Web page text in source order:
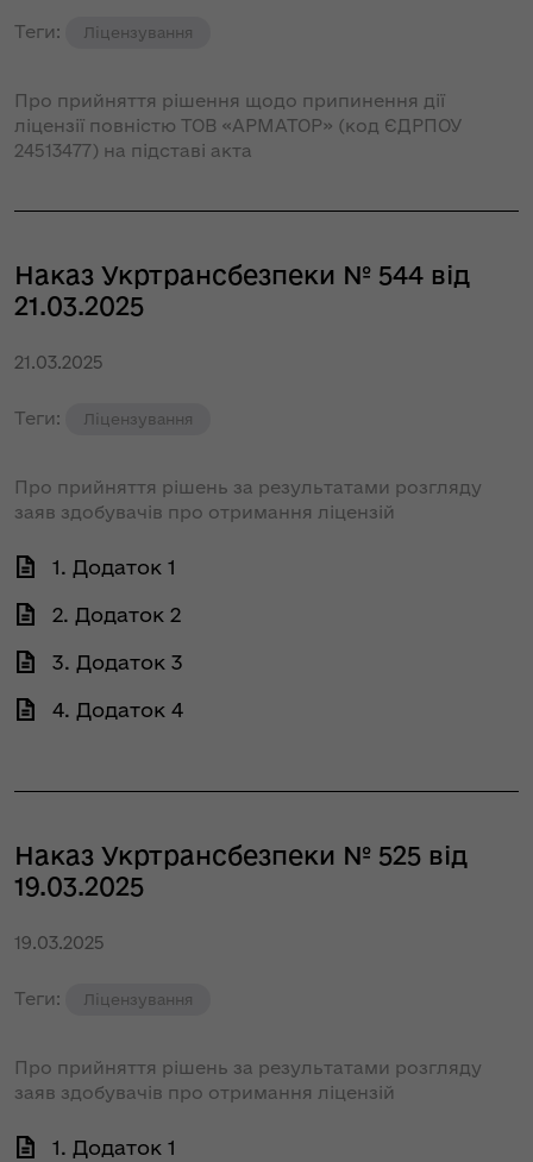
Теги: Ліцензування
Про прийняття рішення щодо припинення дії
ліцензії повністю ТОВ «АРМАТОР» (код ЄДРПОУ
24513477) на підставі акта
Наказ Укртрансбезпеки № 544 від
21.03.2025
21.03.2025
Теги: Ліцензування
Про прийняття рішень за результатами розгляду
заяв здобувачів про отримання ліцензій
1. Додаток 1
2. Додаток 2
3. Додаток 3
4. Додаток 4
Наказ Укртрансбезпеки № 525 від
19.03.2025
19.03.2025
Теги: Ліцензування
Про прийняття рішень за результатами розгляду
заяв здобувачів про отримання ліцензій
1. Додаток 1